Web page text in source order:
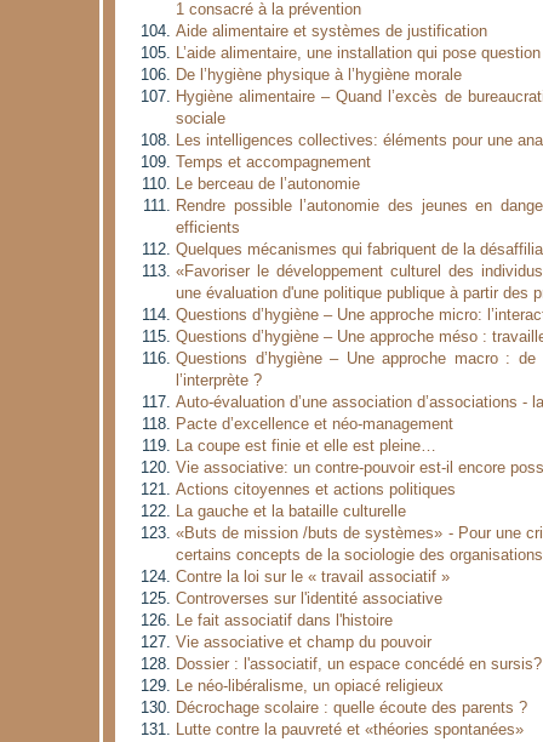
1 consacré à la prévention
Aide alimentaire et systèmes de justification
L’aide alimentaire, une installation qui pose question
De l’hygiène physique à l’hygiène morale
Hygiène alimentaire – Quand l’excès de
sociale
Les intelligences collectives: éléments pour une
Temps et accompagnement
Le berceau de l’autonomie
Rendre possible l’autonomie des jeunes en
efficients
Quelques mécanismes qui fabriquent de la
«Favoriser le développement culturel des
une évaluation d'une politique publique à partir des
Questions d’hygiène – Une approche micro:
Questions d’hygiène – Une approche méso :
Questions d’hygiène – Une approche macro :
l’interprète ?
Auto-évaluation d’une association d’associations -
Pacte d’excellence et néo-management
La coupe est finie et elle est pleine…
Vie associative: un contre-pouvoir est-il encore
Actions citoyennes et actions politiques
La gauche et la bataille culturelle
«Buts de mission /buts de systèmes» - Pour une
certains concepts de la sociologie des organisations
Contre la loi sur le « travail associatif »
Controverses sur l'identité associative
Le fait associatif dans l'histoire
Vie associative et champ du pouvoir
Dossier : l'associatif, un espace concédé en sursis?
Le néo-libéralisme, un opiacé religieux
Décrochage scolaire : quelle écoute des parents ?
Lutte contre la pauvreté et «théories spontanées»